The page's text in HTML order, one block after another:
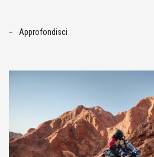
Approfondisci